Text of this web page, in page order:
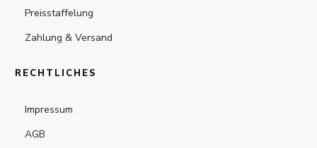
Preisstaffelung
Zahlung & Versand
RECHTLICHES
Impressum
AGB